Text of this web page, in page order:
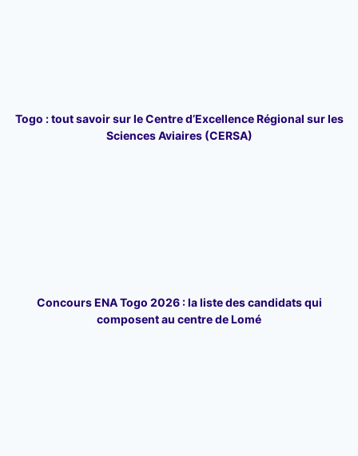
Togo : tout savoir sur le Centre d’Excellence Régional sur les
Sciences Aviaires (CERSA)
Concours ENA Togo 2026 : la liste des candidats qui
composent au centre de Lomé